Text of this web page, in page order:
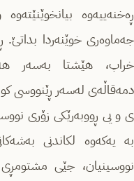
ڕەخنەییەوە
جەماوەری خوێنەردا
خراپ، هێشتا بەسەر
دمەقاڵەی لەسەر ڕێنووسی
ی و یی ڕووبەرێکی زۆری
بە یەکەوە لکاندنی
نووسینیان، جێی مشتومڕی